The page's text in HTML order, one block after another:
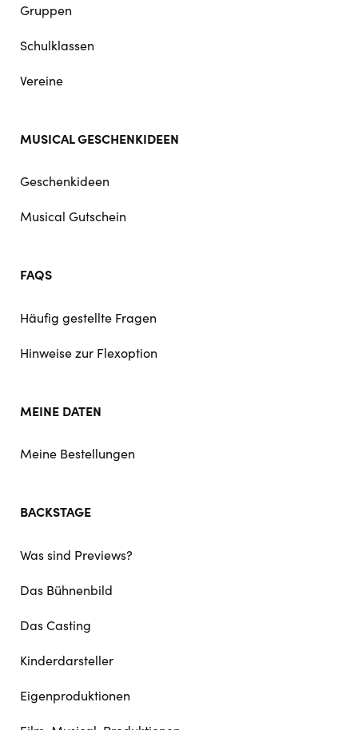
Gruppen
Schulklassen
Vereine
MUSICAL GESCHENKIDEEN
Geschenkideen
Musical Gutschein
FAQS
Häufig gestellte Fragen
Hinweise zur Flexoption
MEINE DATEN
Meine Bestellungen
BACKSTAGE
Was sind Previews?
Das Bühnenbild
Das Casting
Kinderdarsteller
Eigenproduktionen